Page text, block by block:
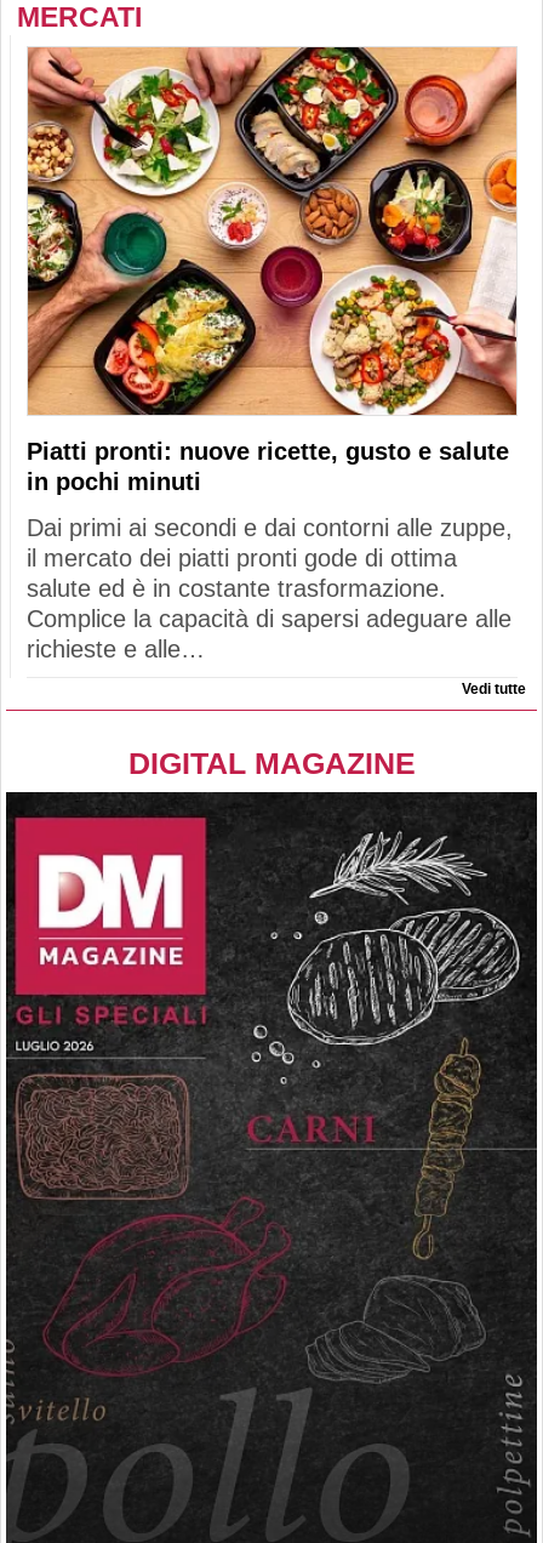
MERCATI
Piatti pronti: nuove ricette, gusto e salute
in pochi minuti
Dai primi ai secondi e dai contorni alle zuppe,
il mercato dei piatti pronti gode di ottima
salute ed è in costante trasformazione.
Complice la capacità di sapersi adeguare alle
richieste e alle…
Vedi tutte
DIGITAL MAGAZINE